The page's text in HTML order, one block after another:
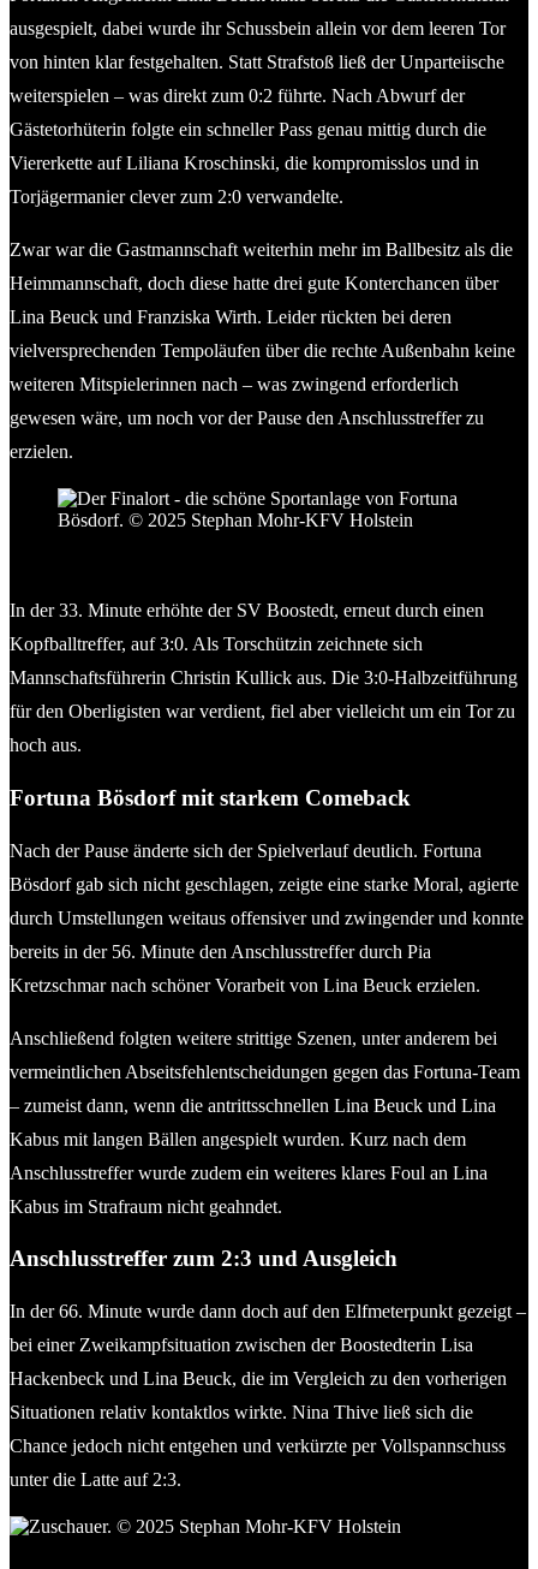
ausgespielt, dabei wurde ihr Schussbein allein vor dem leeren Tor
von hinten klar festgehalten. Statt Strafstoß ließ der Unparteiische
weiterspielen – was direkt zum 0:2 führte. Nach Abwurf der
Gästetorhüterin folgte ein schneller Pass genau mittig durch die
Viererkette auf Liliana Kroschinski, die kompromisslos und in
Torjägermanier clever zum 2:0 verwandelte.
Zwar war die Gastmannschaft weiterhin mehr im Ballbesitz als die
Heimmannschaft, doch diese hatte drei gute Konterchancen über
Lina Beuck und Franziska Wirth. Leider rückten bei deren
vielversprechenden Tempoläufen über die rechte Außenbahn keine
weiteren Mitspielerinnen nach – was zwingend erforderlich
gewesen wäre, um noch vor der Pause den Anschlusstreffer zu
erzielen.
In der 33. Minute erhöhte der SV Boostedt, erneut durch einen
Kopfballtreffer, auf 3:0. Als Torschützin zeichnete sich
Mannschaftsführerin Christin Kullick aus. Die 3:0-Halbzeitführung
für den Oberligisten war verdient, fiel aber vielleicht um ein Tor zu
hoch aus.
Fortuna Bösdorf mit starkem Comeback
Nach der Pause änderte sich der Spielverlauf deutlich. Fortuna
Bösdorf gab sich nicht geschlagen, zeigte eine starke Moral, agierte
durch Umstellungen weitaus offensiver und zwingender und konnte
bereits in der 56. Minute den Anschlusstreffer durch Pia
Kretzschmar nach schöner Vorarbeit von Lina Beuck erzielen.
Anschließend folgten weitere strittige Szenen, unter anderem bei
vermeintlichen Abseitsfehlentscheidungen gegen das Fortuna-Team
– zumeist dann, wenn die antrittsschnellen Lina Beuck und Lina
Kabus mit langen Bällen angespielt wurden. Kurz nach dem
Anschlusstreffer wurde zudem ein weiteres klares Foul an Lina
Kabus im Strafraum nicht geahndet.
Anschlusstreffer zum 2:3 und Ausgleich
In der 66. Minute wurde dann doch auf den Elfmeterpunkt gezeigt –
bei einer Zweikampfsituation zwischen der Boostedterin Lisa
Hackenbeck und Lina Beuck, die im Vergleich zu den vorherigen
Situationen relativ kontaktlos wirkte. Nina Thive ließ sich die
Chance jedoch nicht entgehen und verkürzte per Vollspannschuss
unter die Latte auf 2:3.